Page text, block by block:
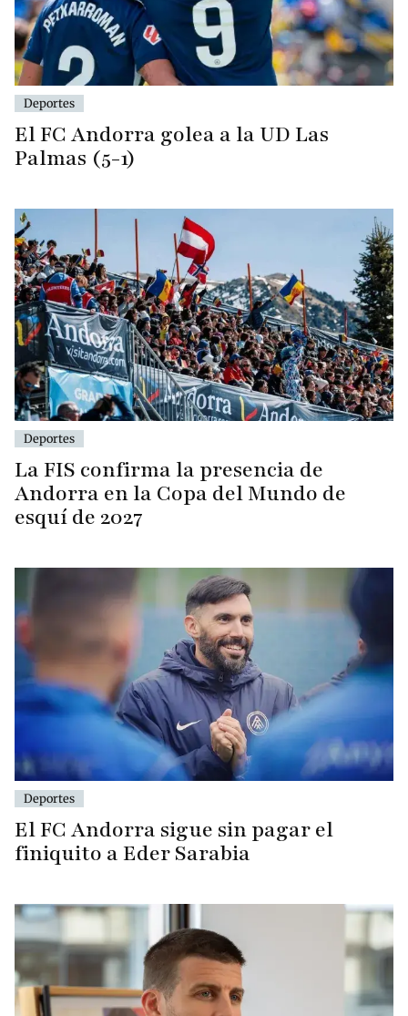
Deportes
El FC Andorra golea a la UD Las
Palmas (5-1)
Deportes
La FIS confirma la presencia de
Andorra en la Copa del Mundo de
esquí de 2027
Deportes
El FC Andorra sigue sin pagar el
finiquito a Eder Sarabia